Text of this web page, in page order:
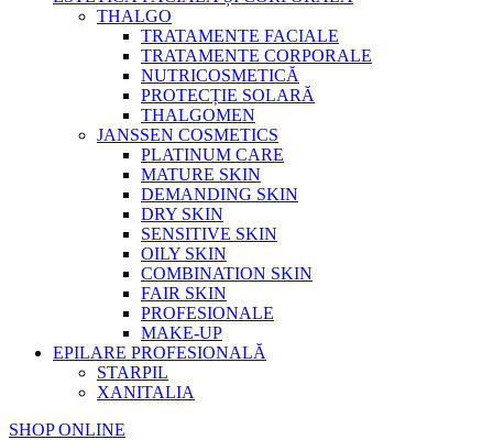
THALGO
TRATAMENTE FACIALE
TRATAMENTE CORPORALE
NUTRICOSMETICĂ
PROTECȚIE SOLARĂ
THALGOMEN
JANSSEN COSMETICS
PLATINUM CARE
MATURE SKIN
DEMANDING SKIN
DRY SKIN
SENSITIVE SKIN
OILY SKIN
COMBINATION SKIN
FAIR SKIN
PROFESIONALE
MAKE-UP
EPILARE PROFESIONALĂ
STARPIL
XANITALIA
SHOP ONLINE